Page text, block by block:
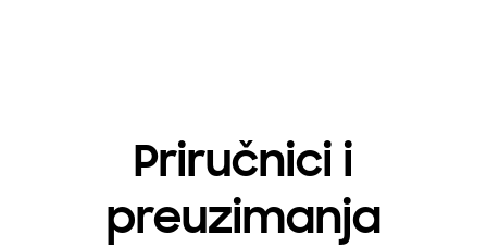
Priručnici i
preuzimanja